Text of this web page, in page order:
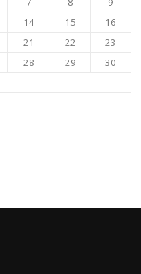
14 15
16
21 22
23
28 29
30